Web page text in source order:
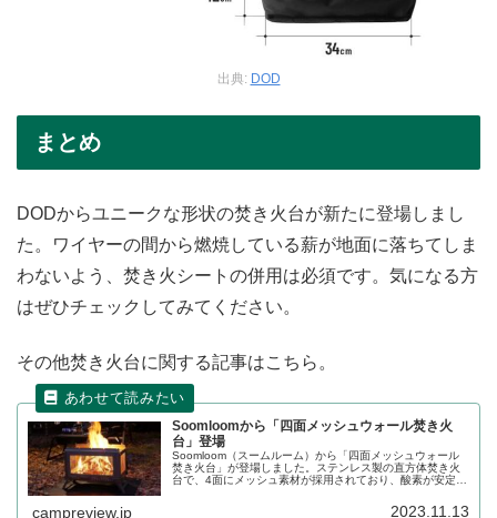
出典: DOD
まとめ
DODからユニークな形状の焚き火台が新たに登場しまし
た。ワイヤーの間から燃焼している薪が地面に落ちてしま
わないよう、焚き火シートの併用は必須です。気になる方
はぜひチェックしてみてください。
その他焚き火台に関する記事はこちら。
Soomloomから「四面メッシュウォール焚き火
台」登場
Soomloom（スームルーム）から「四面メッシュウォール
焚き火台」が登場しました。ステンレス製の直方体焚き火
台で、4面にメッシュ素材が採用されており、酸素が安定供
campreview.jp 2023.11.13